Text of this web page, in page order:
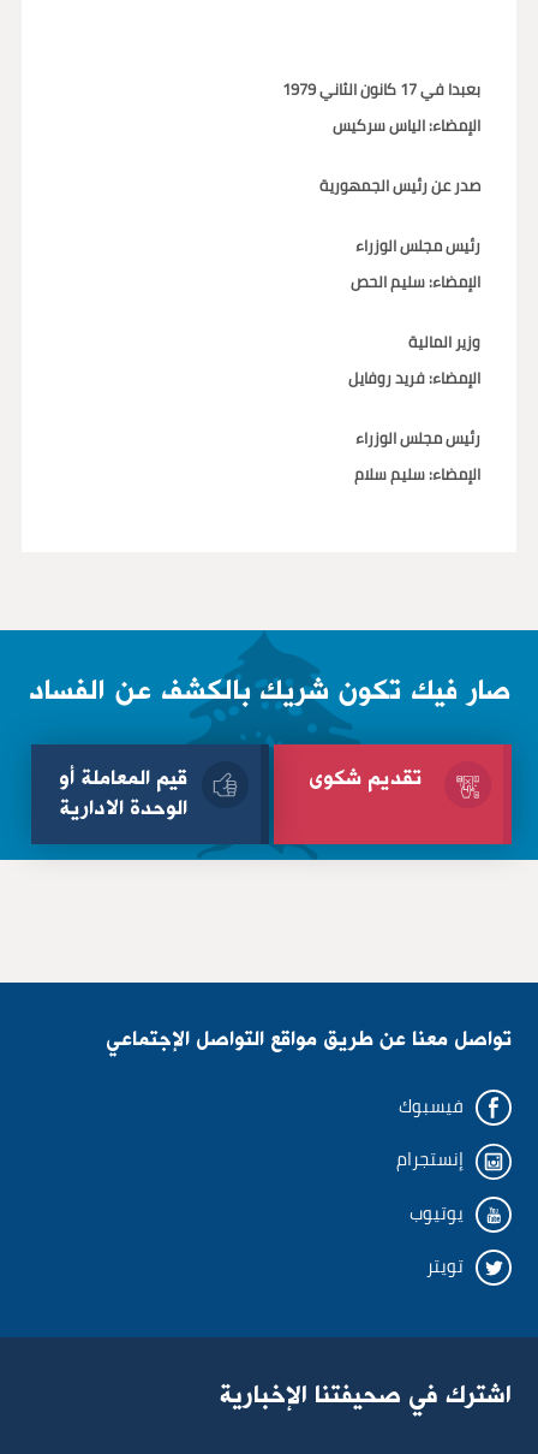
بعبدا في 17 كانون الثاني 1979
الإمضاء: الياس سركيس
صدر عن رئيس الجمهورية
رئيس مجلس الوزراء
الإمضاء: سليم الحص
وزير المالية
الإمضاء: فريد روفايل
رئيس مجلس الوزراء
الإمضاء: سليم سلام
صار فيك تكون شريك بالكشف عن الفساد
تقديم شكوى
قيم المعاملة أو
الوحدة الادارية
البريد الإلكتروني
الوحدة الادارية
الإدارة
المديرية
البريد الإلكتروني
رقم الهاتف
الموقع
المؤسسة أو المعاملة
تواصل معنا عن طريق مواقع التواصل الإجتماعي
فيسبوك
إنستجرام
يوتيوب
تويتر
اشترك في صحيفتنا الإخبارية